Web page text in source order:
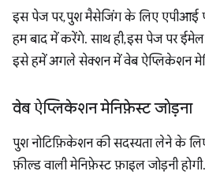
इस पेज पर, पुश मैसेजिंग के लिए एपीआई
हम बाद में करेंगे. साथ ही, इस पेज पर
इसे हमें अगले सेक्शन में वेब ऐप्लिकेशन
वेब ऐप्लिकेशन मेनिफ़ेस्ट जोड़ना
पुश नोटिफ़िकेशन की सदस्यता लेने के
फ़ील्ड वाली मेनिफ़ेस्ट फ़ाइल जोड़नी होगी.